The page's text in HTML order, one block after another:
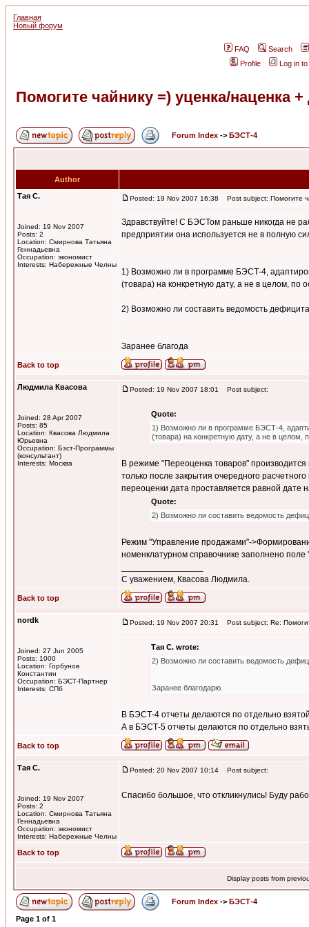
Главная
Новый форум
FAQ
Search
Profile
Log in
Помогите чайнику =) уценка/наценка
Forum Index -> БЭСТ-4
Author
Тая С.
Joined: 19 Nov 2007
Posts: 2
Location: Смирнова Татьяна
Геннадьевна
Occupation: экономист
Interests: Набережные Челны
Posted: 19 Nov 2007 16:38 Post subject: Помогите
Здравствуйте! С БЭСТом раньше никогда не
предприятии она используется не в полную
1) Возможно ли в программе БЭСТ-4,
(товара) на конкретную дату, а не в целом, по
2) Возможно ли составить ведомость
Заранее благода
Back to top
Людмила Квасова
Joined: 28 Apr 2007
Posts: 85
Location: Квасова Людмила
Юрьевна
Occupation: Бзст-Программы
(консультант)
Interests: Москва
Posted: 19 Nov 2007 18:01 Post subject:
Quote:
1) Возможно ли в программе БЭСТ-4,
(товара) на конкретную дату, а не в целом,
В режиме "Переоценка товаров"
только после закрытия очередного
переоценки дата проставляется равной дате
Quote:
2) Возможно ли составить ведомость
Режим "Управление продажами"-
номенклатурном справочнике заполнено
С уважением, Квасова Людмила.
Back to top
nordk
Joined: 27 Jun 2005
Posts: 1000
Location: Горбунов
Константин
Occupation: БЭСТ-Партнер
Interests: СПб
Posted: 19 Nov 2007 20:31 Post subject: Re:
Тая С. wrote:
2) Возможно ли составить ведомость
Заранее благодарю.
В БЭСТ-4 отчеты делаются по отдельно
А в БЭСТ-5 отчеты делаются по отдельно
Back to top
Тая С.
Joined: 19 Nov 2007
Posts: 2
Location: Смирнова Татьяна
Геннадьевна
Occupation: экономист
Interests: Набережные Челны
Posted: 20 Nov 2007 10:14 Post subject:
Спасибо большое, что откликнулись! Буду
Back to top
Display posts from
Forum Index -> БЭСТ-4
Page 1 of 1